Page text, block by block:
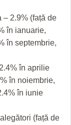
– 2.9% (față de
în ianuarie,
în septembrie,
în aprilie
în noiembrie,
în iunie
(față de